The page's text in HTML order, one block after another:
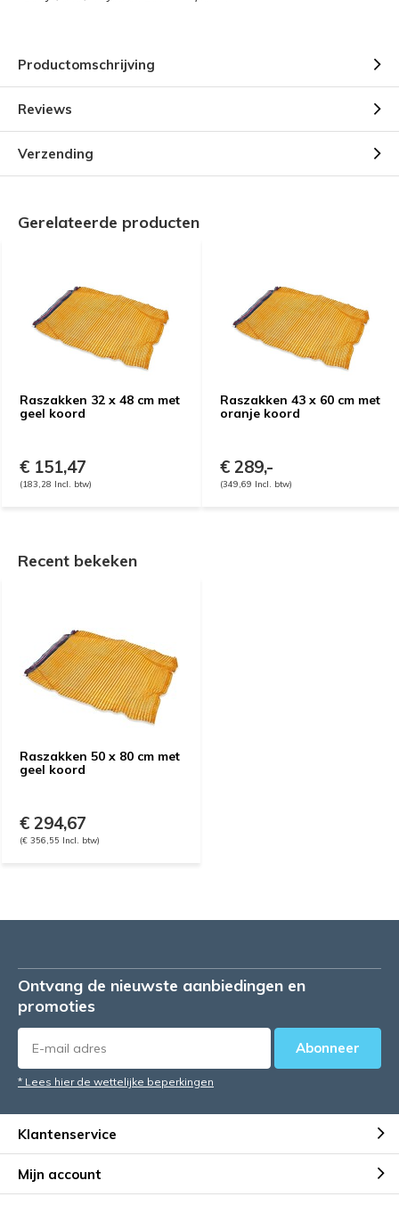
Productomschrijving
Reviews
Verzending
Gerelateerde producten
Raszakken 32 x 48 cm met
geel koord
€ 151,47
(183,28 Incl. btw)
Raszakken 43 x 60 cm met
oranje koord
€ 289,-
(349,69 Incl. btw)
Recent bekeken
Raszakken 50 x 80 cm met
geel koord
€ 294,67
(€ 356,55 Incl. btw)
Ontvang de nieuwste aanbiedingen en
promoties
Abonneer
* Lees hier de wettelijke beperkingen
Klantenservice
Mijn account